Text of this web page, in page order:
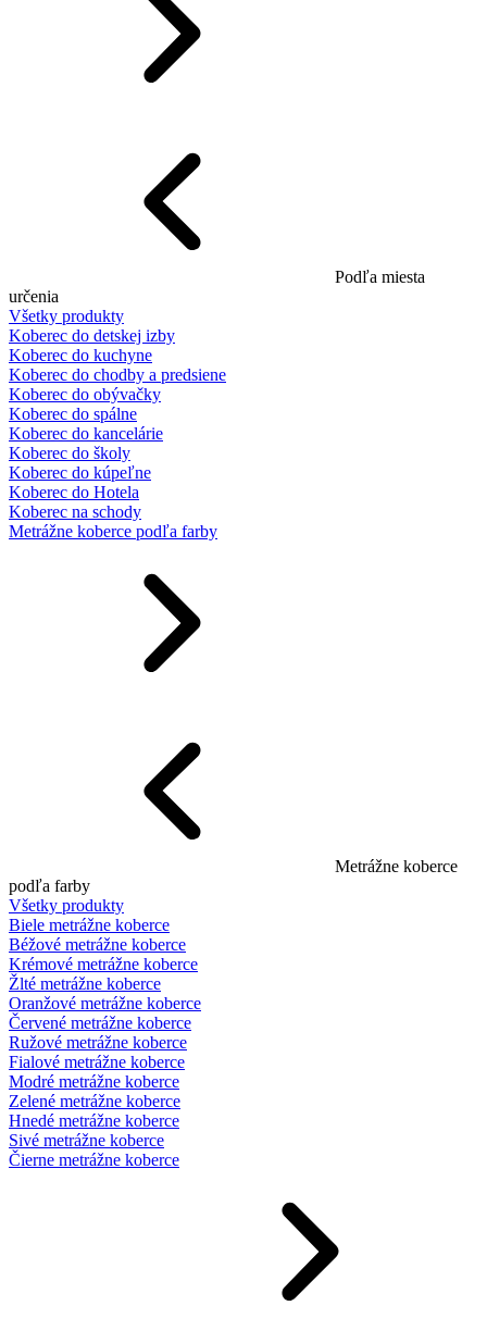
Podľa miesta
určenia
Všetky produkty
Koberec do detskej izby
Koberec do kuchyne
Koberec do chodby a predsiene
Koberec do obývačky
Koberec do spálne
Koberec do kancelárie
Koberec do školy
Koberec do kúpeľne
Koberec do Hotela
Koberec na schody
Metrážne koberce podľa farby
Metrážne koberce
podľa farby
Všetky produkty
Biele metrážne koberce
Béžové metrážne koberce
Krémové metrážne koberce
Žlté metrážne koberce
Oranžové metrážne koberce
Červené metrážne koberce
Ružové metrážne koberce
Fialové metrážne koberce
Modré metrážne koberce
Zelené metrážne koberce
Hnedé metrážne koberce
Sivé metrážne koberce
Čierne metrážne koberce